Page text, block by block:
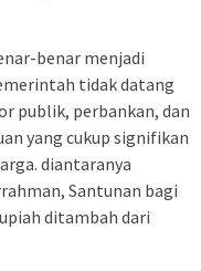
benar menjadi
tidak datang
publik, perbankan, dan
yang cukup signifikan
diantaranya
Santunan bagi
ditambah dari